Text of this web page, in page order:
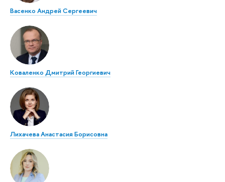
Васенко Андрей Сергеевич
Коваленко Дмитрий Георгиевич
Лихачева Анастасия Борисовна